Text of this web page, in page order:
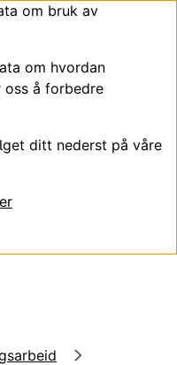
om bruk av
om hvordan
oss å forbedre
ditt nederst på våre